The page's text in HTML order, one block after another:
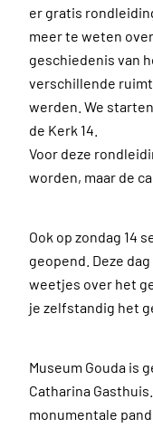
er gratis
meer te weten
geschiedenis van
verschillende
werden. We
de Kerk 14.
Voor deze
worden, maar de
Ook op zondag 14
geopend. Deze
weetjes over het
je zelfstandig het
Museum Gouda is
Catharina
monumentale